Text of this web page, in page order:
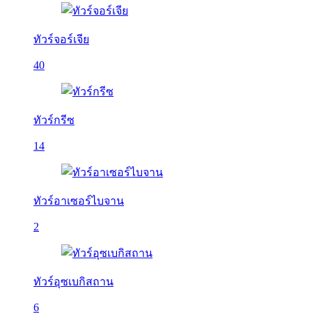
ทัวร์จอร์เจีย
40
ทัวร์กรีซ
14
ทัวร์อาเซอร์ไบจาน
2
ทัวร์อุซเบกิสถาน
6